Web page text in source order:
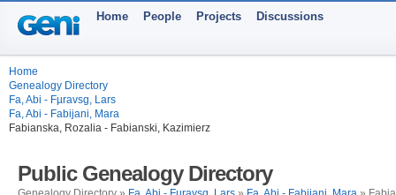
Home People Projects Discussions
Home
Genealogy Directory
Fa, Abi - Fµravsg, Lars
Fa, Abi - Fabijani, Mara
Fabianska, Rozalia - Fabianski, Kazimierz
Public Genealogy Directory